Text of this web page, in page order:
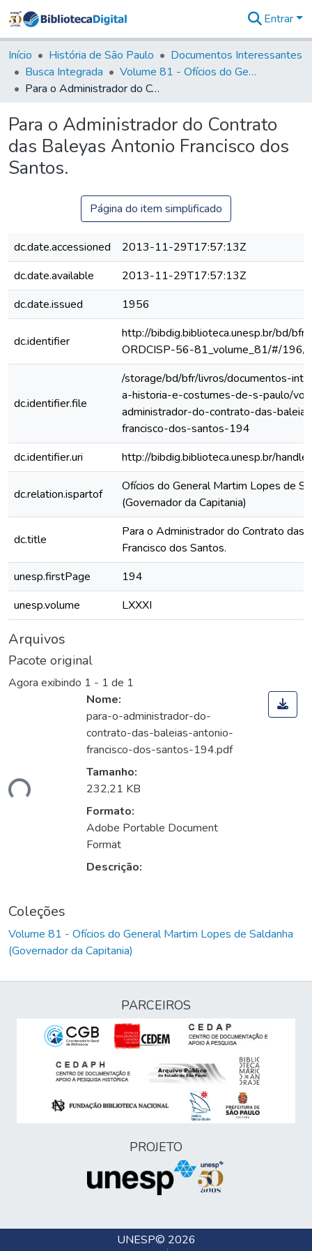
&
Coleções
Tudo na
Biblioteca
Estatísticas
Entrar
Início História de São Paulo
Documentos Interessantes
Busca Integrada
Volume 81 - Ofícios do General Martim Lopes de Saldanha (Governador da Capitania)
Para o Administrador do Contrato das Baleyas Antonio Francisco dos Santos.
Para o Administrador do Contrato
das Baleyas Antonio Francisco dos
Santos.
Página do item simplificado
dc.date.accessioned
2013-11-29T17:57:13Z
dc.date.available
2013-11-29T17:57:13Z
dc.date.issued
1956
dc.identifier
http://bibdig.biblioteca.unesp.br/bd/
ORDCISP-56-81_volume_81/#/196/
dc.identifier.file
/storage/bd/bfr/livros/documentos-
a-historia-e-costumes-de-s-paulo/
administrador-do-contrato-das-
francisco-dos-santos-194
dc.identifier.uri
http://bibdig.biblioteca.unesp.br/
dc.relation.ispartof
Ofícios do General Martim Lopes de
(Governador da Capitania)
dc.title
Para o Administrador do Contrato das
Francisco dos Santos.
unesp.firstPage
194
unesp.volume
LXXXI
Arquivos
Pacote original
Agora exibindo 1 - 1 de 1
Nome:
para-o-administrador-do-
contrato-das-baleias-antonio-
francisco-dos-santos-194.pdf
Tamanho:
232,21 KB
Formato:
Adobe Portable Document
Format
Descrição:
Coleções
Volume 81 - Ofícios do General Martim Lopes de Saldanha
(Governador da Capitania)
PARCEIROS
PROJETO
UNESP© 2026